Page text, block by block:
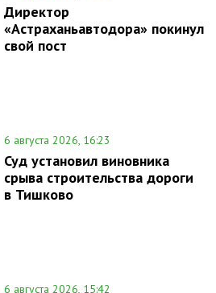
Директор
«Астраханьавтодора» покинул
свой пост
6 августа 2026, 16:23
Суд установил виновника
срыва строительства дороги
в Тишково
6 августа 2026, 15:42